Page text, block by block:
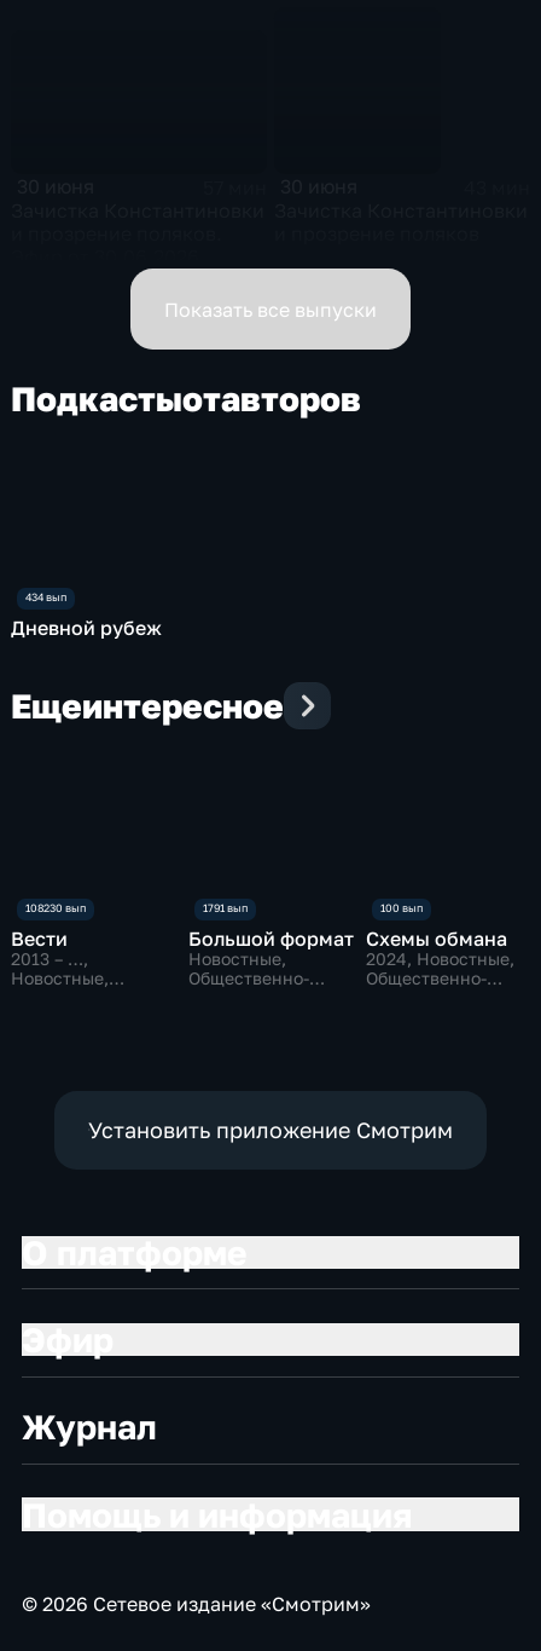
Показать все выпуски
Подкастыотавторов
Дневной рубеж
Ещеинтересное
Вести
2013 – …,
Новостные,
Большой формат
Новостные,
Общественно-
Схемы обмана
2024, Новостные,
Общественно-
Установить приложение Смотрим
Журнал
© 2026 Сетевое издание «Смотрим»